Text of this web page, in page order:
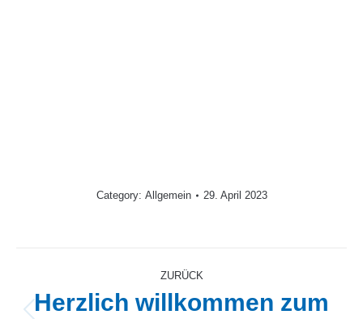
Category: Allgemein 29. April 2023
Kommentarnavigation
ZURÜCK
Herzlich willkommen zum